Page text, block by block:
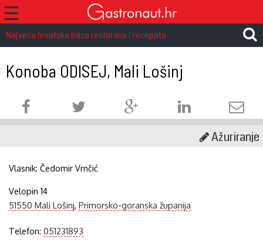
☰
Najveća hrvatska baza restorana i recepata
Konoba ODISEJ, Mali Lošinj
Ažuriranje
Vlasnik:Čedomir Vrnčić
Velopin 14
51550 Mali Lošinj,Primorsko-goranska županija
Telefon:051231893